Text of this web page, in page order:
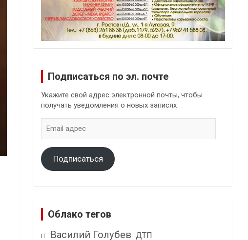
Подписаться по эл. почте
Укажите свой адрес электронной почты, чтобы
получать уведомления о новых записях
адрес
Подписаться
Облако тегов
IT Василий Голубев ДТП